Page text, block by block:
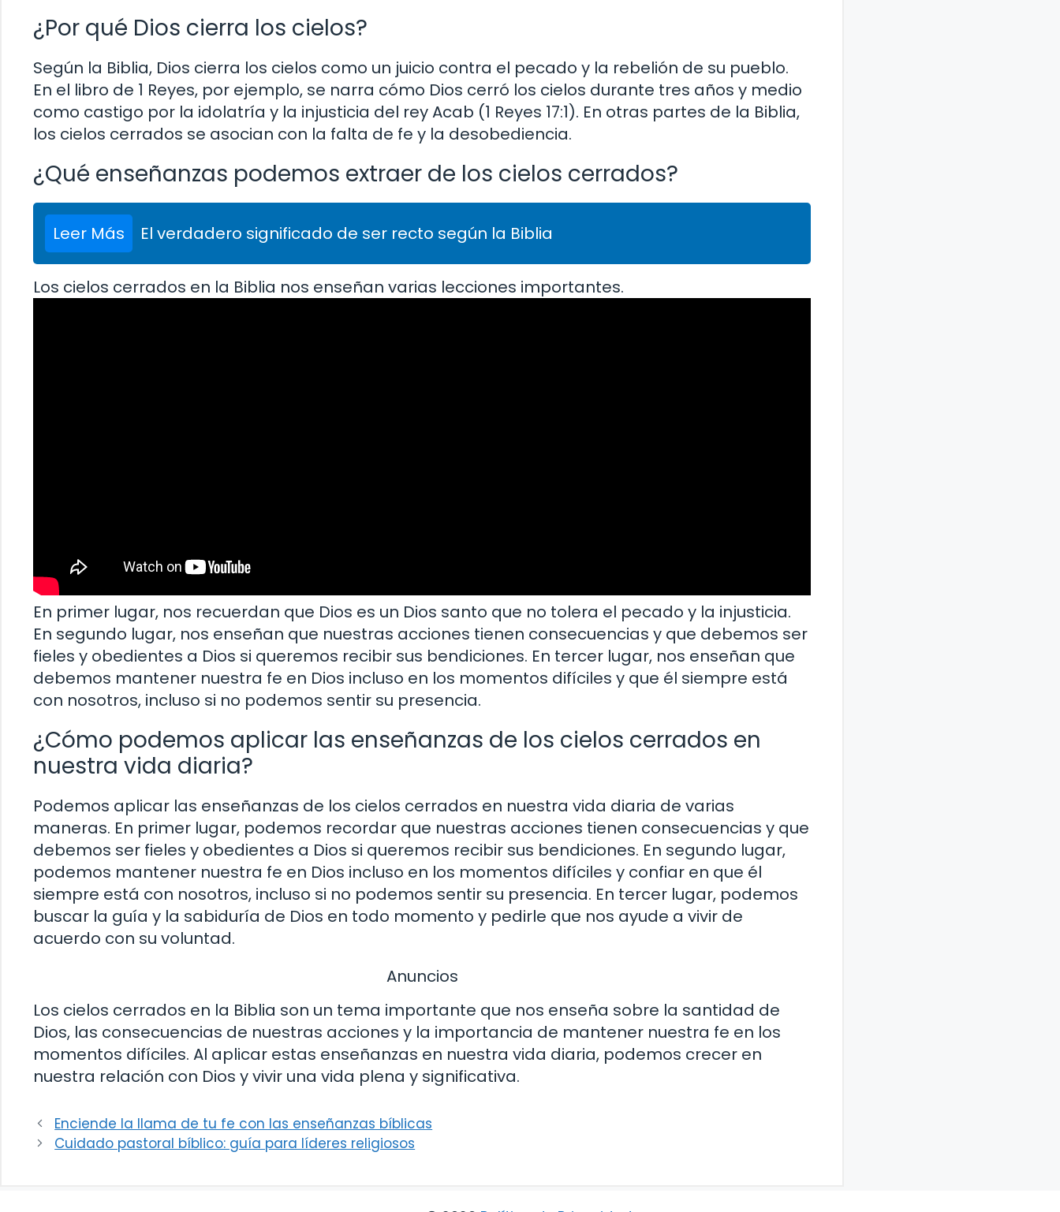
¿Por qué Dios cierra los cielos?
Según la Biblia, Dios cierra los cielos como un juicio contra el pecado y la rebelión de su pueblo.
En el libro de 1 Reyes, por ejemplo, se narra cómo Dios cerró los cielos durante tres años y medio
como castigo por la idolatría y la injusticia del rey Acab (1 Reyes 17:1). En otras partes de la Biblia,
los cielos cerrados se asocian con la falta de fe y la desobediencia.
¿Qué enseñanzas podemos extraer de los cielos cerrados?
Leer Más El verdadero significado de ser recto según la Biblia
Los cielos cerrados en la Biblia nos enseñan varias lecciones importantes.
En primer lugar, nos recuerdan que Dios es un Dios santo que no tolera el pecado y la injusticia.
En segundo lugar, nos enseñan que nuestras acciones tienen consecuencias y que debemos ser
fieles y obedientes a Dios si queremos recibir sus bendiciones. En tercer lugar, nos enseñan que
debemos mantener nuestra fe en Dios incluso en los momentos difíciles y que él siempre está
con nosotros, incluso si no podemos sentir su presencia.
¿Cómo podemos aplicar las enseñanzas de los cielos cerrados en
nuestra vida diaria?
Podemos aplicar las enseñanzas de los cielos cerrados en nuestra vida diaria de varias
maneras. En primer lugar, podemos recordar que nuestras acciones tienen consecuencias y que
debemos ser fieles y obedientes a Dios si queremos recibir sus bendiciones. En segundo lugar,
podemos mantener nuestra fe en Dios incluso en los momentos difíciles y confiar en que él
siempre está con nosotros, incluso si no podemos sentir su presencia. En tercer lugar, podemos
buscar la guía y la sabiduría de Dios en todo momento y pedirle que nos ayude a vivir de
acuerdo con su voluntad.
Anuncios
Los cielos cerrados en la Biblia son un tema importante que nos enseña sobre la santidad de
Dios, las consecuencias de nuestras acciones y la importancia de mantener nuestra fe en los
momentos difíciles. Al aplicar estas enseñanzas en nuestra vida diaria, podemos crecer en
nuestra relación con Dios y vivir una vida plena y significativa.
Enciende la llama de tu fe con las enseñanzas bíblicas
Cuidado pastoral bíblico: guía para líderes religiosos